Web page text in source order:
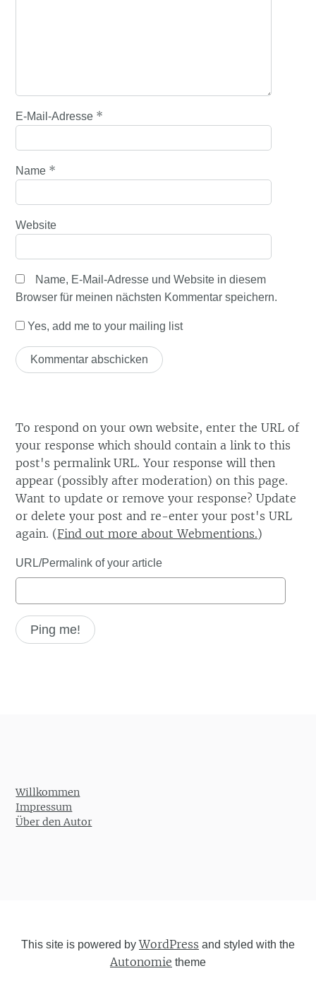
E-Mail-Adresse *
Name *
Website
Name, E-Mail-Adresse und Website in diesem
Browser für meinen nächsten Kommentar speichern.
Yes, add me to your mailing list
To respond on your own website, enter the URL of
your response which should contain a link to this
post's permalink URL. Your response will then
appear (possibly after moderation) on this page.
Want to update or remove your response? Update
or delete your post and re-enter your post's URL
again. (Find out more about Webmentions.)
URL/Permalink of your article
Willkommen
Impressum
Über den Autor
This site is powered byWordPress and styled with the
Autonomie theme